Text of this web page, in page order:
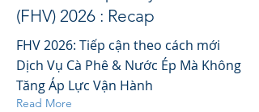
(FHV) 2026 : Recap
FHV 2026: Tiếp cận theo cách mới
Dịch Vụ Cà Phê & Nước Ép Mà Không
Tăng Áp Lực Vận Hành
Read More